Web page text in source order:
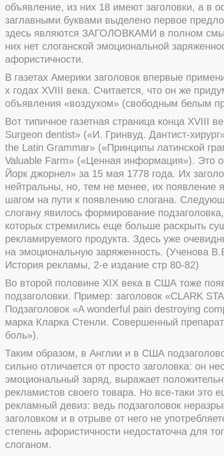
объявление, из них 18 имеют заголовки, а в
заглавными буквами выделено первое
здесь являются ЗАГОЛОВКАМИ в полном
них нет слоганской эмоциональной
афористичности.
В газетах Америки заголовок впервые
х годах XVIII века. Считается, что он же
объявления «воздухом» (свободным белым
Вот типичное газетная страница конца XVIII
Surgeon dentist» («И. Гринвуд. Дантист-
the Latin Grammar» («Принципы латинской
Valuable Farm» («Ценная информация»). Это
Йорк джорнел» за 15 мая 1778 года. Их
нейтральны, но, тем не менее, их появление
шагом на пути к появлению слогана.
слогану явилось формирование
которых стремились еще больше раскрыть
рекламируемого продукта. Здесь уже
на эмоциональную заряженность. (Ученова
История рекламы, 2-е издание стр 80-82)
Во второй половине XIX века в США тоже
подзаголовки. Пример: заголовок «CLARK
Подзаголовок «A wonderful pain destroying
марка Кларка Стенли. Совершенный
боль»).
Таким образом, в Англии и в США
сильно отличается от просто заголовка: он
эмоциональный заряд, выражает
рекламистов своего товара. Но все-таки это
рекламный девиз: ведь подзаголовок
заголовком и в отрыве от него не
степень афористичности недостаточна для
слоганом.